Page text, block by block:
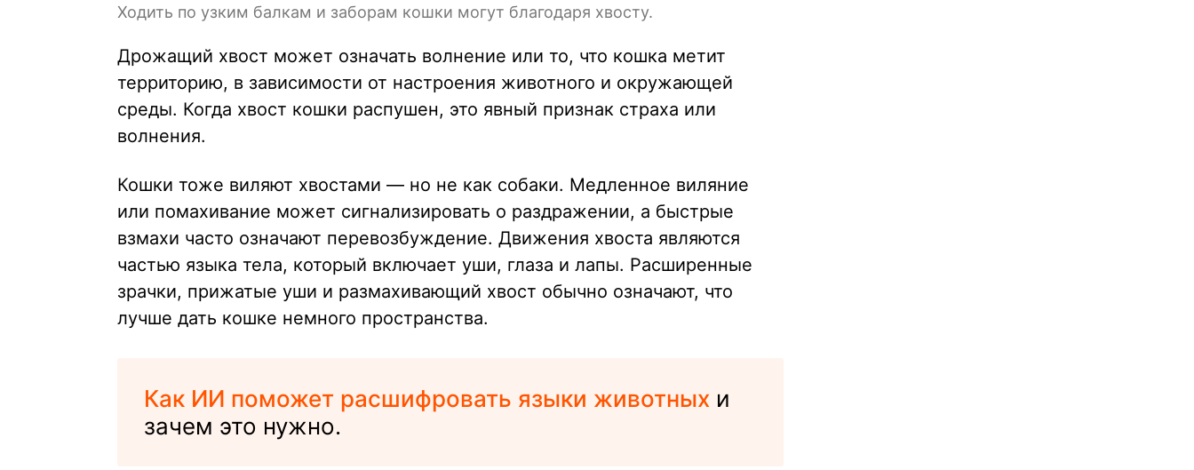
Ходить по узким балкам и заборам кошки могут благодаря хвосту.
Дрожащий хвост может означать волнение или то, что кошка метит
территорию, в зависимости от настроения животного и окружающей
среды. Когда хвост кошки распушен, это явный признак страха или
волнения.
Кошки тоже виляют хвостами — но не как собаки. Медленное виляние
или помахивание может сигнализировать о раздражении, а быстрые
взмахи часто означают перевозбуждение. Движения хвоста являются
частью языка тела, который включает уши, глаза и лапы. Расширенные
зрачки, прижатые уши и размахивающий хвост обычно означают, что
лучше дать кошке немного пространства.
Как ИИ поможет расшифровать языки животных и
зачем это нужно.